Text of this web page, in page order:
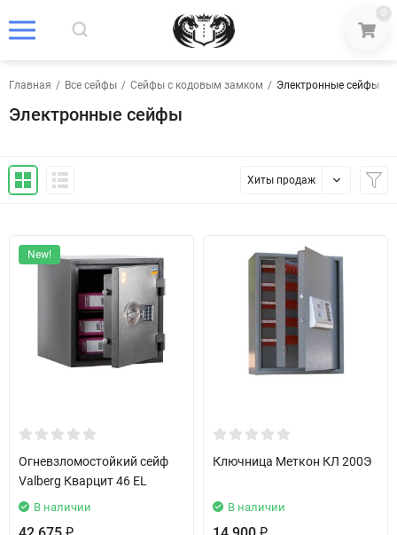
0
Главная / Все сейфы / Сейфы с кодовым замком / Электронные сейфы
Электронные сейфы
Хиты продаж
New!
Огневзломостойкий сейф
Valberg Кварцит 46 EL
В наличии
₽
Ключница Меткон КЛ 200Э
В наличии
₽